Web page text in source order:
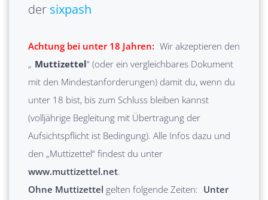
der sixpash
Achtung bei unter 18 Jahren: Wir akzeptieren den
„ Muttizettel“ (oder ein vergleichbares Dokument
mit den Mindestanforderungen) damit du, wenn du
unter 18 bist, bis zum Schluss bleiben kannst
(volljährige Begleitung mit Übertragung der
Aufsichtspflicht ist Bedingung). Alle Infos dazu und
den „Muttizettel“ findest du unter
www.muttizettel.net.
Ohne Muttizettel gelten folgende Zeiten: Unter